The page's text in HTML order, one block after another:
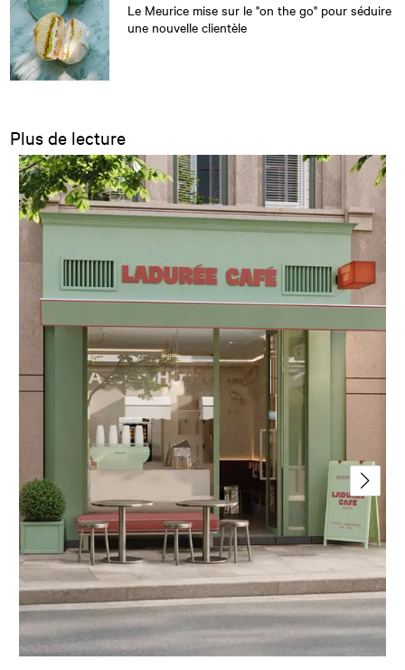
Le Meurice mise sur le "on the go" pour séduire
une nouvelle clientèle
Plus de lecture